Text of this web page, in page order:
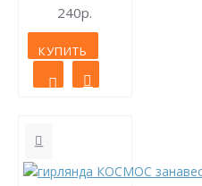
240р.
КУПИТЬ